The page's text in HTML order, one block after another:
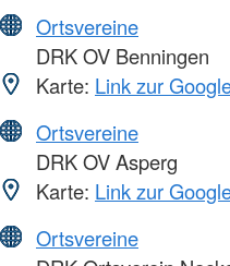
Ortsvereine
DRK OV Benningen
Karte: Link zur
Ortsvereine
DRK OV Asperg
Karte: Link zur
Ortsvereine